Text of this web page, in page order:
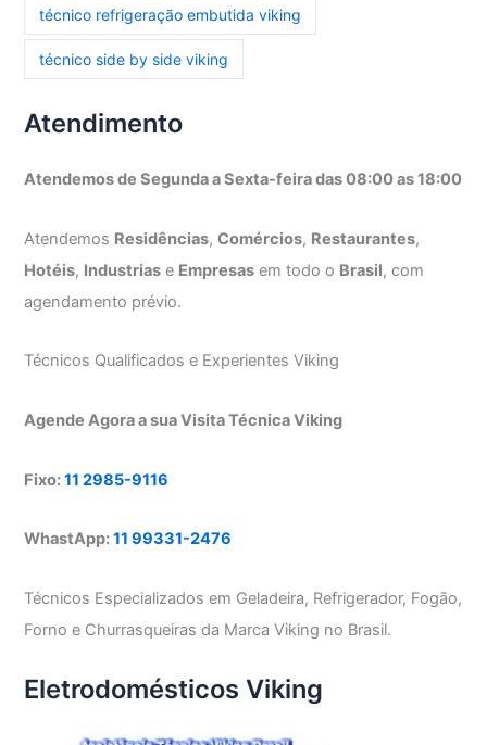
técnico refrigeração embutida viking
técnico side by side viking
Atendimento
Atendemos de Segunda a Sexta-feira das 08:00 as 18:00
Atendemos Residências,Comércios, Restaurantes,
Hotéis, Industrias e Empresas em todo o Brasil, com
agendamento prévio.
Técnicos Qualificados e Experientes Viking
Agende Agora a sua Visita Técnica Viking
Fixo:11 2985-9116
WhastApp:11 99331-2476
Técnicos Especializados em Geladeira, Refrigerador, Fogão,
Forno e Churrasqueiras da Marca Viking no Brasil.
Eletrodomésticos Viking